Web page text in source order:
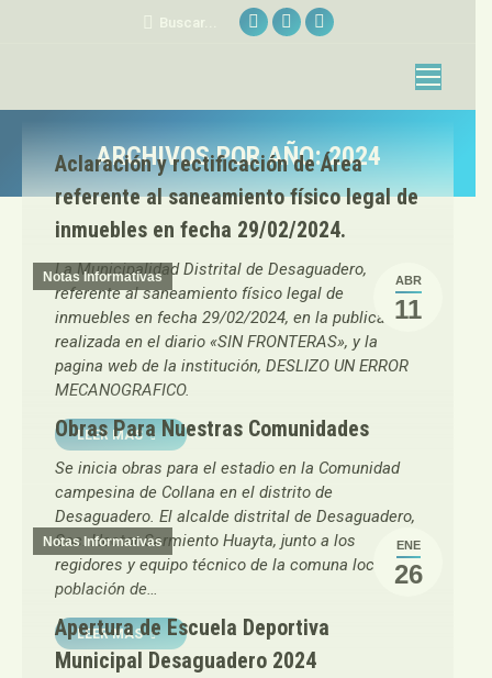
Buscar:
Buscar...
Facebook
in
window
Sitio
opens
new
window
YouTube
in
window
ARCHIVOS POR AÑO:2024
Estás aquí:
ABR
11
Notas Informativas
Aclaración y rectificación de Área
referente al saneamiento físico legal de
inmuebles en fecha 29/02/2024.
La Municipalidad Distrital de Desaguadero,
referente al saneamiento físico legal de
inmuebles en fecha 29/02/2024, en la publicación
realizada en el diario «SIN FRONTERAS», y la
pagina web de la institución, DESLIZO UN ERROR
MECANOGRAFICO.
LEER MAS
ENE
26
Notas Informativas
Obras Para Nuestras Comunidades
Se inicia obras para el estadio en la Comunidad
campesina de Collana en el distrito de
Desaguadero. El alcalde distrital de Desaguadero,
Soc. Hector Sarmiento Huayta, junto a los
regidores y equipo técnico de la comuna local y
población de…
LEER MAS
Apertura de Escuela Deportiva
Municipal Desaguadero 2024